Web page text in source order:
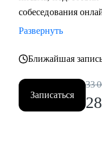
др.)
Кому могу помочь:
• строительство,
нефтегазовая отрасль;
• закупки,
• продажи, HoReCa;
собеседования
Развернуть
Ближайшая
Записаться
33